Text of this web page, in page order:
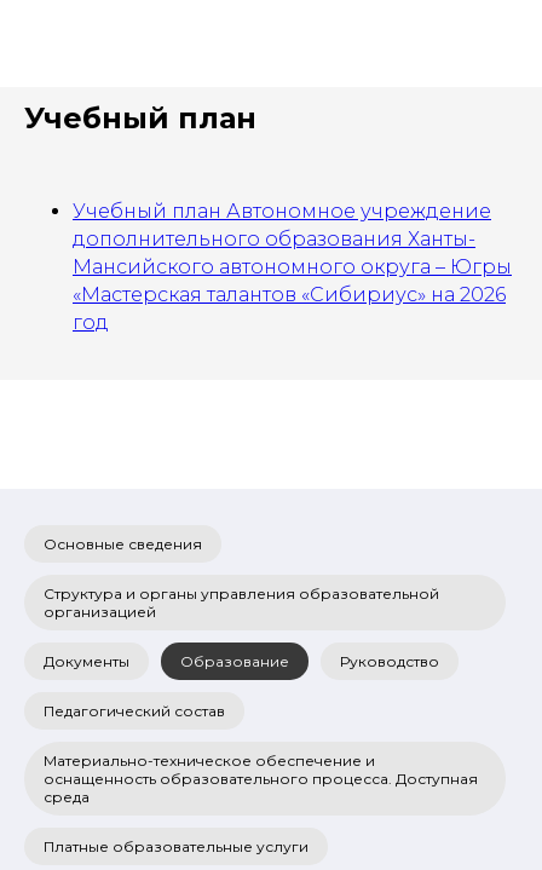
Учебный план
Учебный план Автономное учреждение
дополнительного образования Ханты-
Мансийского автономного округа – Югры
«Мастерская талантов «Сибириус» на 2026
год
Основные сведения
Структура и органы управления образовательной
организацией
Документы Образование Руководство
Педагогический состав
Материально-техническое обеспечение и
оснащенность образовательного процесса. Доступная
среда
Платные образовательные услуги